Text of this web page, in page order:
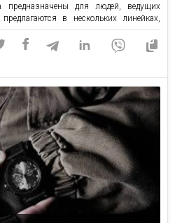
для людей, ведущих
в нескольких линейках,
преимущества и назначение. История
годов прошлого столетия Гэри
Kao), два […]